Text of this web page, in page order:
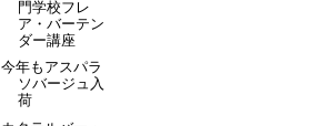
門学校フレ
ア・バーテン
ダー講座
今年もアスパラ
ソバージュ入
荷